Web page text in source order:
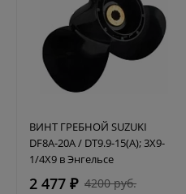
ВИНТ ГРЕБНОЙ SUZUKI
DF8A-20A / DT9.9-15(A); 3X9-
1/4X9 в Энгельсе
2 477 ₽ 4200 руб.